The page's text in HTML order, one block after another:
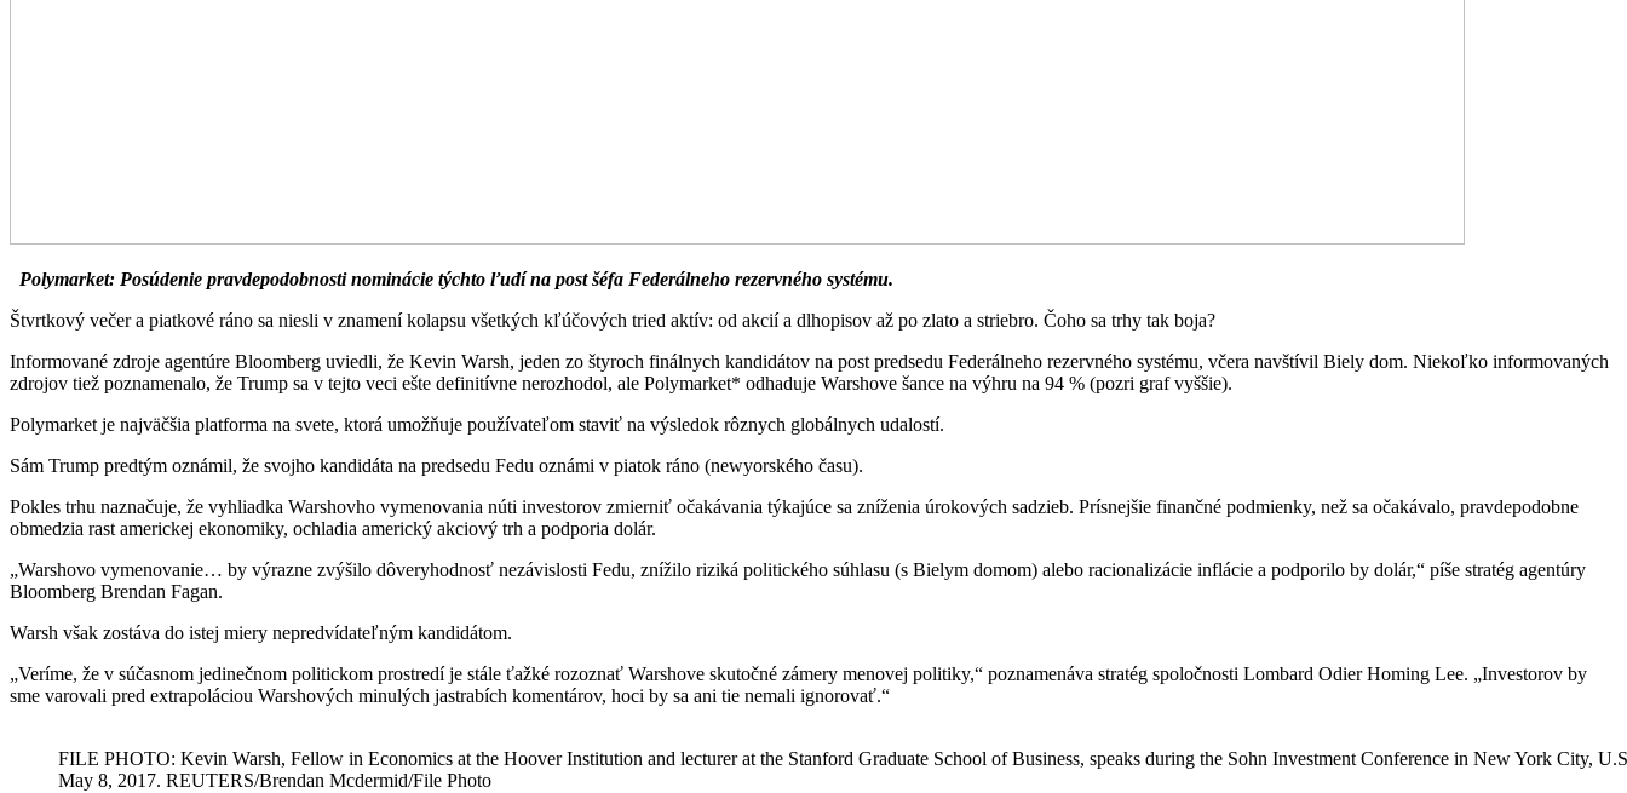
Polymarket: Posúdenie pravdepodobnosti nominácie týchto ľudí na post šéfa Federálneho rezervného systému.
Štvrtkový večer a piatkové ráno sa niesli v znamení kolapsu všetkých kľúčových tried aktív: od akcií a dlhopisov až po zlato a striebro. Čoho sa trhy tak boja?
Informované zdroje agentúre Bloomberg uviedli, že Kevin Warsh, jeden zo štyroch finálnych kandidátov na post predsedu Federálneho rezervného systému, včera navštívil Biely dom. Niekoľko informovaných
zdrojov tiež poznamenalo, že Trump sa v tejto veci ešte definitívne nerozhodol, ale Polymarket* odhaduje Warshove šance na výhru na 94 % (pozri graf vyššie).
Polymarket je najväčšia platforma na svete, ktorá umožňuje používateľom staviť na výsledok rôznych globálnych udalostí.
Sám Trump predtým oznámil, že svojho kandidáta na predsedu Fedu oznámi v piatok ráno (newyorského času).
Pokles trhu naznačuje, že vyhliadka Warshovho vymenovania núti investorov zmierniť očakávania týkajúce sa zníženia úrokových sadzieb. Prísnejšie finančné podmienky, než sa očakávalo, pravdepodobne
obmedzia rast americkej ekonomiky, ochladia americký akciový trh a podporia dolár.
„Warshovo vymenovanie… by výrazne zvýšilo dôveryhodnosť nezávislosti Fedu, znížilo riziká politického súhlasu (s Bielym domom) alebo racionalizácie inflácie a podporilo by dolár,“ píše stratég agentúry
Bloomberg Brendan Fagan.
Warsh však zostáva do istej miery nepredvídateľným kandidátom.
„Veríme, že v súčasnom jedinečnom politickom prostredí je stále ťažké rozoznať Warshove skutočné zámery menovej politiky,“ poznamenáva stratég spoločnosti Lombard Odier Homing Lee. „Investorov by
sme varovali pred extrapoláciou Warshových minulých jastrabích komentárov, hoci by sa ani tie nemali ignorovať.“
FILE PHOTO: Kevin Warsh, Fellow in Economics at the Hoover Institution and lecturer at the Stanford Graduate School of Business, speaks during the Sohn Investment Conference in New York City,
May 8, 2017. REUTERS/Brendan Mcdermid/File Photo